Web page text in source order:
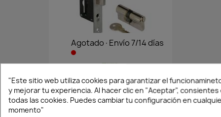
Agotado·Envío 7/14 días
CERRADURA EMBUTIR 9791...
30,41 €21,29 €
"Este sitio web utiliza cookies para garantizar el
y mejorar tu experiencia. Al hacer clic en "Aceptar", consientes
todas las cookies. Puedes cambiar tu configuración en
momento"